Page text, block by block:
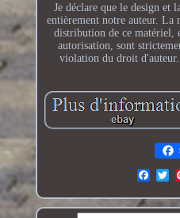
Je déclare que le design et
entièrement notre auteur.
distribution de ce matériel,
autorisation, sont
violation du droit